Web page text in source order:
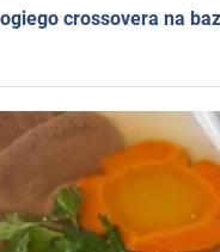
crossovera na